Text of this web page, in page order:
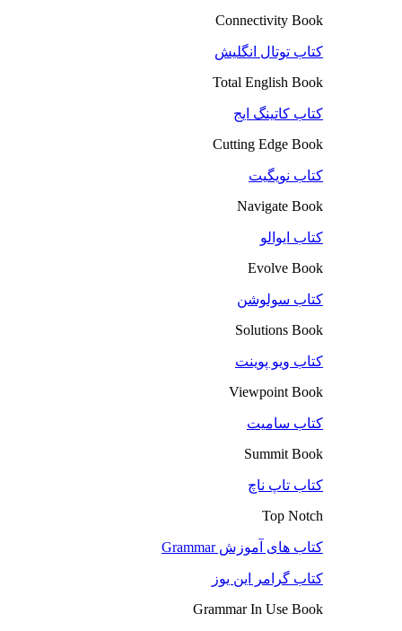
Connectivity Book
کتاب توتال انگلیش
Total English Book
کتاب کاتینگ ایج
Cutting Edge Book
کتاب نویگیت
Navigate Book
کتاب ایوالو
Evolve Book
کتاب سولوشن
Solutions Book
کتاب ویو پوینت
Viewpoint Book
کتاب سامیت
Summit Book
کتاب تاپ ناچ
Top Notch
کتاب های آموزش Grammar
کتاب گرامر این یوز
Grammar In Use Book